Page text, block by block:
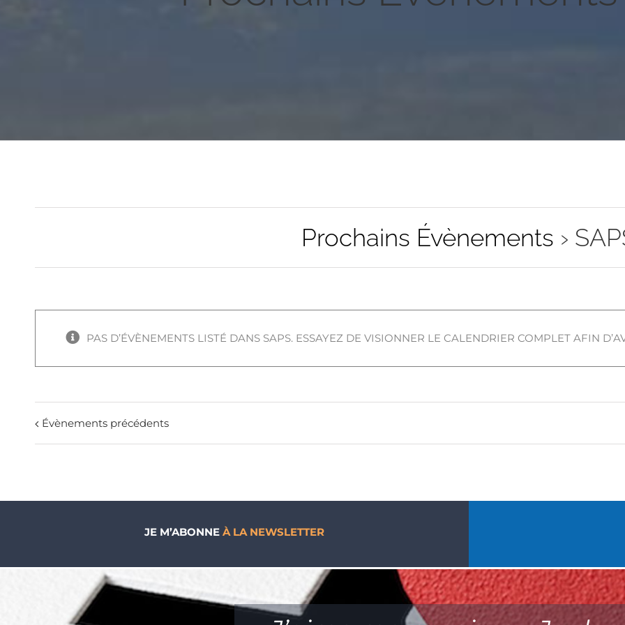
Prochains Évènements ›
PAS D’ÉVÈNEMENTS LISTÉ DANS SAPS. ESSAYEZ DE VISIONNER LE CALENDRIER COMPLET AFIN
Évènements précédents
JE M’ABONNE À LA NEWSLETTER